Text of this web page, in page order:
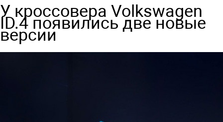
У кроссовера Volkswagen
ID.4 появились две новые
версии